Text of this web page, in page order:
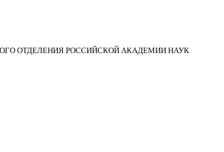
ОТДЕЛЕНИЯ РОССИЙСКОЙ АКАДЕМИИ НАУК